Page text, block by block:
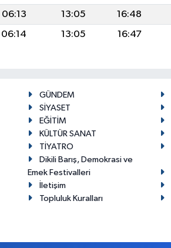
06:13 13:05 16:48
06:14 13:05 16:47
GÜNDEM
SİYASET
EĞİTİM
KÜLTÜR SANAT
TİYATRO
Dikili Barış, Demokrasi ve
Emek Festivalleri
İletişim
Topluluk Kuralları